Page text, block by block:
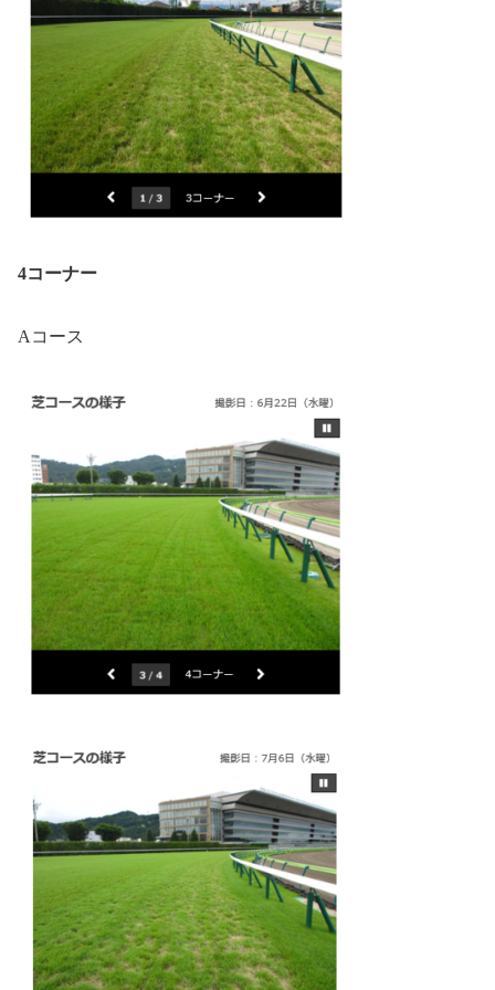
4コーナー
Aコース